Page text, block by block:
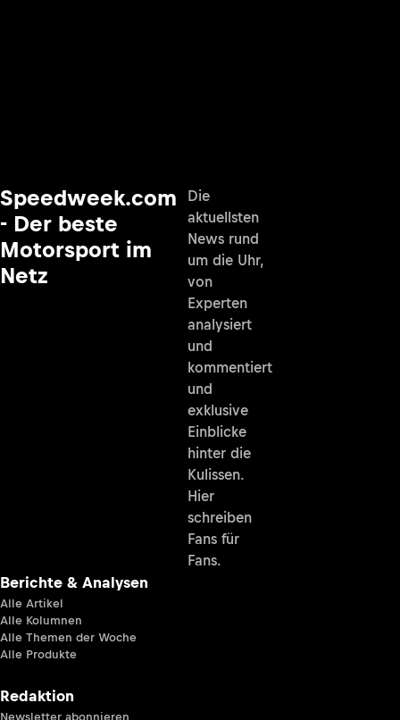
Speedweek.com
- Der beste
Motorsport im
Netz
Die
aktuellsten
News rund
um die Uhr,
von
Experten
analysiert
und
kommentiert
und
exklusive
Einblicke
hinter die
Kulissen.
Hier
schreiben
Fans für
Fans.
Berichte & Analysen
Alle Artikel
Alle Kolumnen
Alle Themen der Woche
Alle Produkte
Redaktion
Newsletter abonnieren